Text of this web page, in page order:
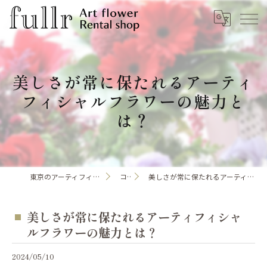
美しさが常に保たれるアーティ
フィシャルフラワーの魅力と
は？
東京のアーティフィシャルフラワーならfullr コラム 美しさが常に保たれるアーティフィシャルフラワーの魅力とは？
美しさが常に保たれるアーティフィシャ
ルフラワーの魅力とは？
2024/05/10